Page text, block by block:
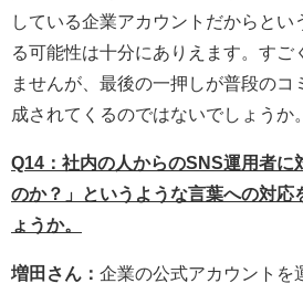
している企業アカウントだからとい
る可能性は十分にありえます。すご
ませんが、最後の一押しが普段のコ
成されてくるのではないでしょうか。
Q14：社内の人からのSNS運用者に
のか？」というような言葉への対応
ょうか。
増田さん： 企業の公式アカウントを